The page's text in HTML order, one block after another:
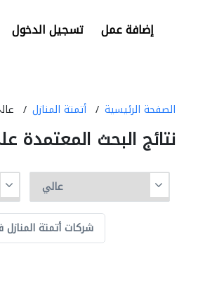
تسجيل الدخول إضافة عمل
الصفحة الرئيسية أتمتة المنازل
نتائج البحث المعتمدة
شركات أتمتة